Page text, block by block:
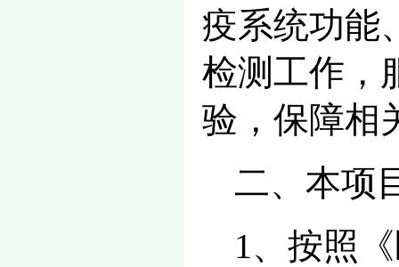
疫系统功能
检测工作，
验，保障相
二、本项
1、按照